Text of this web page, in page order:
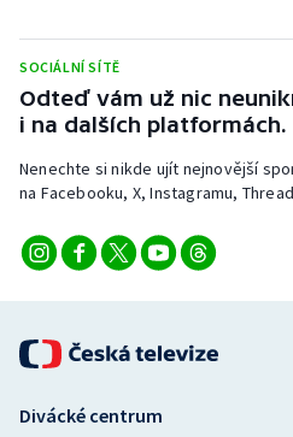
Stolní tenis
Triatlon
Veslování
Vodní slalom
Ostatní
SOCIÁLNÍ SÍTĚ
Odteď vám už nic
i na dalších platformách.
Nenechte si nikde ujít nejnovější
na Facebooku, X, Instagramu,
Divácké centrum